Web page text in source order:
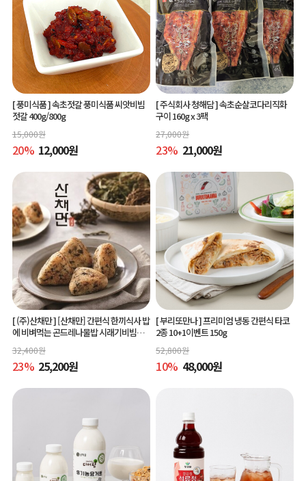
[ 풍미식품 ]속초젓갈 풍미식품 씨앗비빔
젓갈 400g/800g
15,000원
20% 12,000원
[ 주식회사 청해담 ]속초순살코다리직화
구이 160g x 3팩
27,000원
23% 21,000원
[ (주)산채만 ][산채만] 간편식 한끼식사 밥
에 비벼먹는 곤드레나물밥 시래기비빔밥
32,400원
23% 25,200원
[ 부리또만나 ]프리미엄 냉동 간편식 타코
2종 10+1이벤트 150g
52,800원
10% 48,000원